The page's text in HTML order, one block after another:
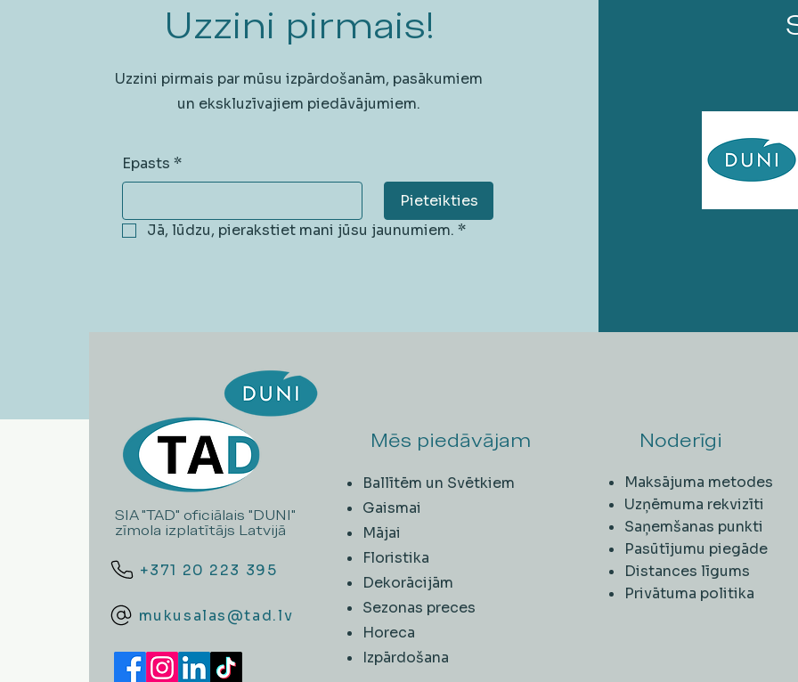
Uzzini pirmais!
Uzzini pirmais par mūsu izpārdošanām, pasākumiem
un ekskluzīvajiem piedāvājumiem.
Epasts *
Pieteikties
Jā, lūdzu, pierakstiet mani jūsu jaunumiem. *
SIA "TAD" oficiālais "DUNI"
zīmola izplatītājs Latvijā
+371 20 223 395
mukusalas@tad.lv
Mēs piedāvājam
Ballītēm un Svētkiem
Gaismai
Mājai
Floristika
Dekorācijām
Sezonas preces
Horeca
​Izpārdošana
Noderīgi
Maksājuma metodes
Uzņēmuma rekvizīti
Saņemšanas punkti
Pasūtījumu piegāde
Distances līgums
Privātuma politika